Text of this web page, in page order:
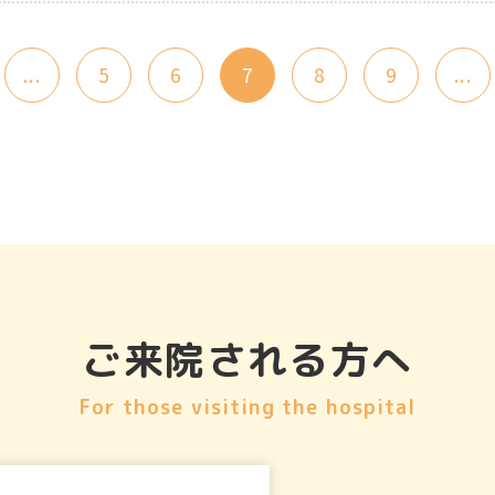
... 5 6 7 8 9 ...
ご来院される方へ
For those visiting the hospital